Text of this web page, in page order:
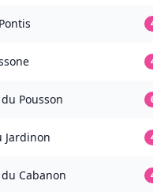
Pousson
Jardinon
Cabanon